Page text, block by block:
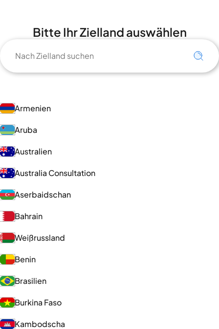
Bitte Ihr Zielland auswählen
Armenien
Aruba
Australien
Australia Consultation
Aserbaidschan
Bahrain
Weißrussland
Benin
Brasilien
Burkina Faso
Kambodscha